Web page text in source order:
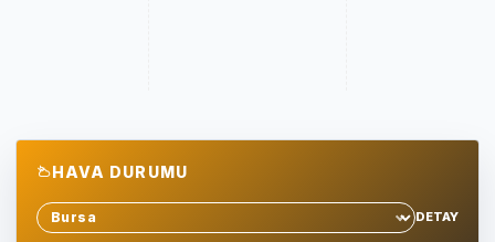
HAVA DURUMU
Sehir sec
DETAY